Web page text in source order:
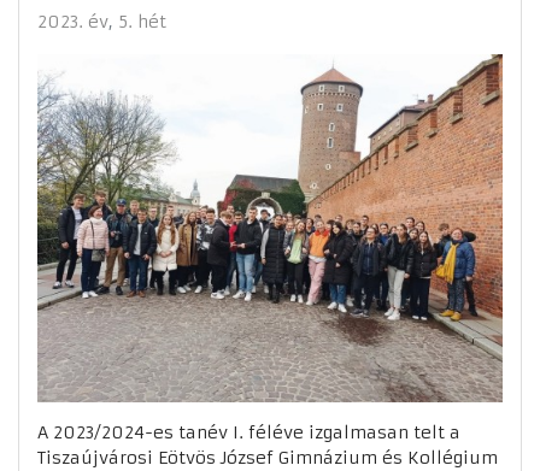
2023. év 5. hét
A 2023/2024-es tanév I. féléve izgalmasan telt a
Tiszaújvárosi Eötvös József Gimnázium és Kollégium